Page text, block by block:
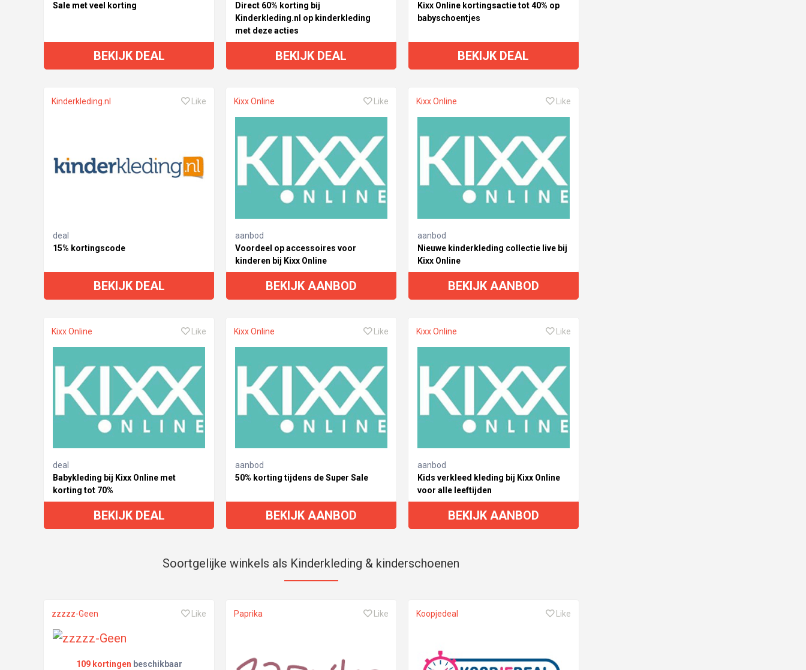
Sale met veel korting
BEKIJK DEAL
Direct 60% korting bij
Kinderkleding.nl op kinderkleding
met deze acties
BEKIJK DEAL
Kixx Online kortingsactie tot 40% op
babyschoentjes
BEKIJK DEAL
Kinderkleding.nl Like
deal
15% kortingscode
BEKIJK DEAL
Kixx Online Like
aanbod
Voordeel op accessoires voor
kinderen bij Kixx Online
BEKIJK AANBOD
Kixx Online Like
aanbod
Nieuwe kinderkleding collectie live bij
Kixx Online
BEKIJK AANBOD
Kixx Online Like
deal
Babykleding bij Kixx Online met
korting tot 70%
BEKIJK DEAL
Kixx Online Like
aanbod
50% korting tijdens de Super Sale
BEKIJK AANBOD
Kixx Online Like
aanbod
Kids verkleed kleding bij Kixx Online
voor alle leeftijden
BEKIJK AANBOD
Soortgelijke winkels als Kinderkleding & kinderschoenen
zzzzz-Geen Like
109 kortingen beschikbaar
Paprika Like Koopjedeal Like